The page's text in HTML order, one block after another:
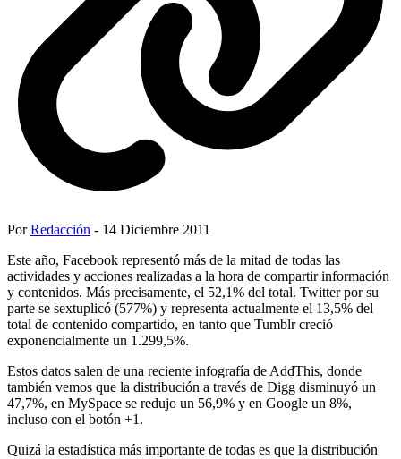
PorRedacción - 14 Diciembre 2011
Este año, Facebook representó más de la mitad de todas las
actividades y acciones realizadas a la hora de compartir información
y contenidos. Más precisamente, el 52,1% del total. Twitter por su
parte se sextuplicó (577%) y representa actualmente el 13,5% del
total de contenido compartido, en tanto que Tumblr creció
exponencialmente un 1.299,5%.
Estos datos salen de una reciente infografía de AddThis, donde
también vemos que la distribución a través de Digg disminuyó un
47,7%, en MySpace se redujo un 56,9% y en Google un 8%,
incluso con el botón +1.
Quizá la estadística más importante de todas es que la distribución